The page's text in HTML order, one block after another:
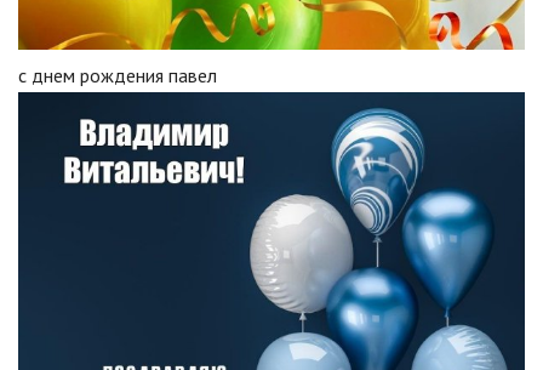
с днем рождения павел